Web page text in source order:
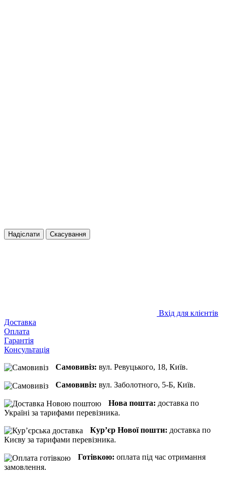
Надіслати Скасування
Вхід для клієнтів
Доставка
Оплата
Гарантія
Консультація
Самовивіз: вул. Ревуцького, 18, Київ.
Самовивіз: вул. Заболотного, 5-Б, Київ.
Нова пошта: доставка по
Україні за тарифами перевізника.
Кур’єр Нової пошти: доставка по
Києву за тарифами перевізника.
Готівкою: оплата під час отримання
замовлення.